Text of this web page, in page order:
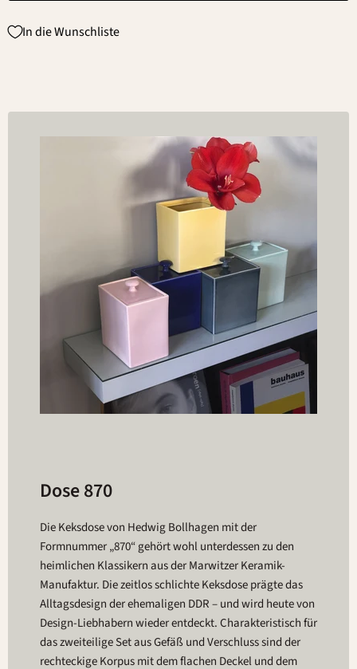
In die Wunschliste
Dose 870
Die Keksdose von Hedwig Bollhagen mit der
Formnummer „870“ gehört wohl unterdessen zu den
heimlichen Klassikern aus der Marwitzer Keramik-
Manufaktur. Die zeitlos schlichte Keksdose prägte das
Alltagsdesign der ehemaligen DDR – und wird heute von
Design-Liebhabern wieder entdeckt. Charakteristisch für
das zweiteilige Set aus Gefäß und Verschluss sind der
rechteckige Korpus mit dem flachen Deckel und dem